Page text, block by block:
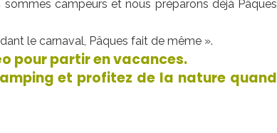
campeurs et nous préparons déjà Pâques
le carnaval, Pâques fait de même ».
pour partir en vacances.
et profitez de la nature quand